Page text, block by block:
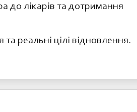
до лікарів та дотримання
реальні цілі відновлення.